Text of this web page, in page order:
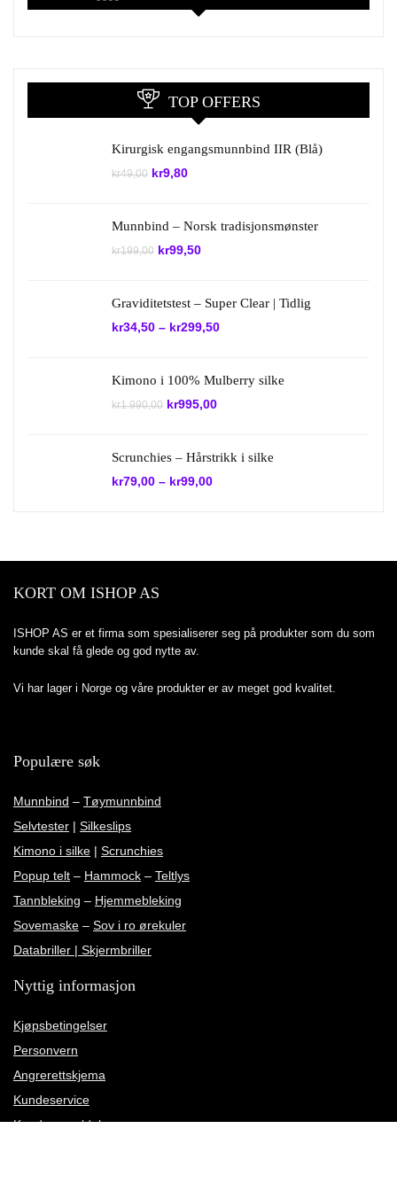
TOP OFFERS
Kirurgisk engangsmunnbind IIR (Blå)
kr49,00 Opprinnelig
kr9,80Nåværende
Munnbind – Norsk tradisjonsmønster
kr199,00 Opprinnelig
kr99,50Nåværende
Graviditetstest – Super Clear | Tidlig
kr34,50 – kr299,50
Kimono i 100% Mulberry silke
kr1.990,00 Opprinnelig
kr995,00Nåværende
Scrunchies – Hårstrikk i silke
kr79,00 – kr99,00
KORT OM ISHOP AS
ISHOP AS er et firma som spesialiserer seg på produkter som du som
kunde skal få glede og god nytte av.
Vi har lager i Norge og våre produkter er av meget god kvalitet.
Populære søk
Munnbind – Tøymunnbind
Selvtester | Silkeslips
Kimono i silke | Scrunchies
Popup telt – Hammock – Teltlys
Tannbleking – Hjemmebleking
Sovemaske – Sov i ro ørekuler
Databriller | Skjermbriller
Nyttig informasjon
Kjøpsbetingelser
Personvern
Angrerettskjema
Kundeservice
Kundeanmeldelser